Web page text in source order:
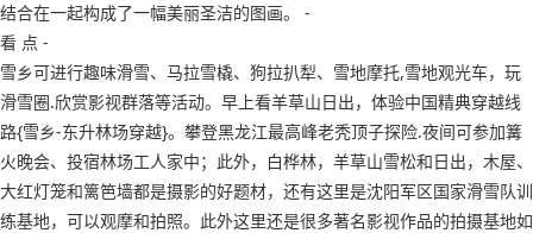
结合在一起构成了一幅美丽圣洁的图画。 -
看 点 -
雪乡可进行趣味滑雪、马拉雪橇、狗拉扒犁、雪地摩托,雪地观光车，玩
滑雪圈.欣赏影视群落等活动。早上看羊草山日出，体验中国精典穿越线
路{雪乡-东升林场穿越}。攀登黑龙江最高峰老秃顶子探险.夜间可参加篝
火晚会、投宿林场工人家中；此外，白桦林，羊草山雪松和日出，木屋、
大红灯笼和篱笆墙都是摄影的好题材，还有这里是沈阳军区国家滑雪队训
练基地，可以观摩和拍照。此外这里还是很多著名影视作品的拍摄基地如